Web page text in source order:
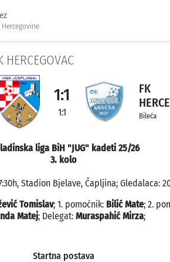
Hercegovine
HERCEGOVAC
1:1
1:1
FK
Bileća
liga BiH "JUG" kadeti 25/26
3. kolo
Stadion Bjelave, Čapljina; Gledalaca:
Tomislav; 1. pomoćnik: Bilić Mate; 2.
Matej; Delegat: Muraspahić Mirza;
Startna postava